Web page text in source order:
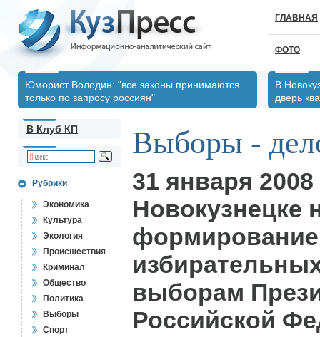
ГЛАВНАЯ
ФОТО
Юморист Володин: "все законы принимаются
только по запросу россиян"
В
дверь
В Клуб КП
Рубрики
Экономика
Культура
Экология
Происшествия
Криминал
Общество
Политика
Выборы
Спорт
Выборы -
31 января 2008
Новокузнецке
выборам
Российской